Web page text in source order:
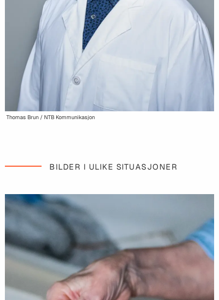
Thomas Brun / NTB Kommunikasjon
BILDER I ULIKE SITUASJONER